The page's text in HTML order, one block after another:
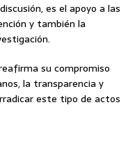
es el apoyo a las
y también la
su compromiso
la transparencia y
este tipo de actos